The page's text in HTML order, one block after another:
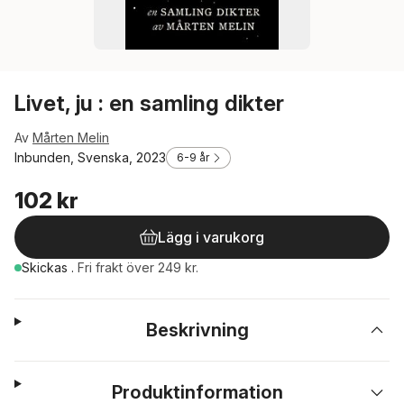
Livet, ju : en samling dikter
Av Mårten Melin
Inbunden, Svenska, 2023
6-9 år
102 kr
Lägg i varukorg
Skickas . Fri frakt över 249 kr.
Beskrivning
Produktinformation